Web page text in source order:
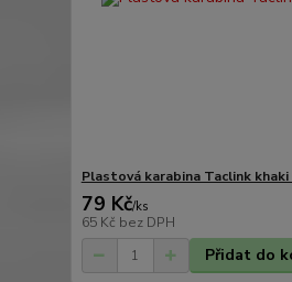
Plastová karabina Taclink
79 Kč/ks
65 Kč bez DPH
Přidat do